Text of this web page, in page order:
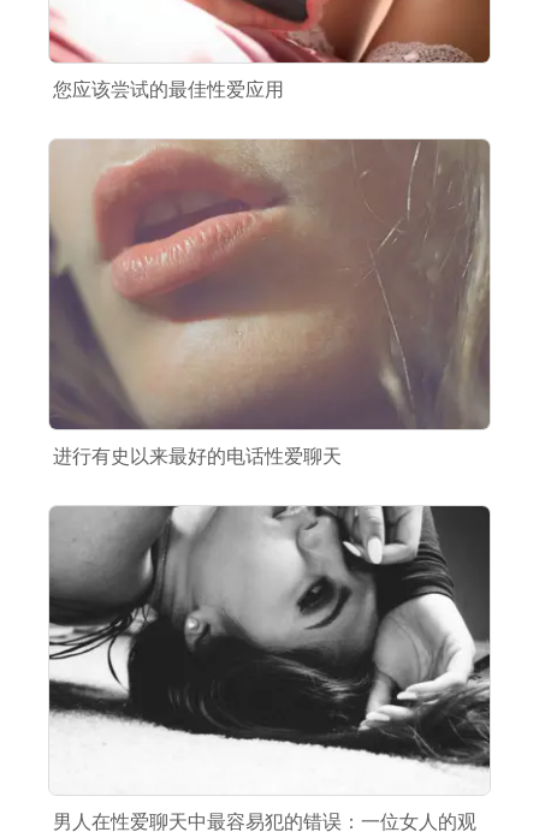
您应该尝试的最佳性爱应用
进行有史以来最好的电话性爱聊天
男人在性爱聊天中最容易犯的错误：一位女人的观